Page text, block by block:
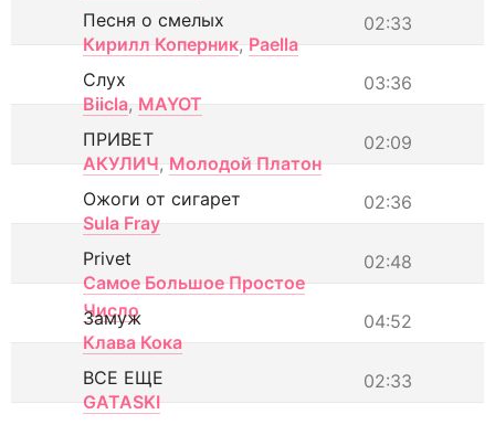
02:33
Песня о смелых
Кирилл Коперник, Paella
03:36
Слух
Biicla, MAYOT
02:09
ПРИВЕТ
АКУЛИЧ, Молодой Платон
02:36
Ожоги от сигарет
Sula Fray
02:48
Privet
Самое Большое Простое
Число
04:52
Замуж
Клава Кока
02:33
ВСЕ ЕЩЕ
GATASKI